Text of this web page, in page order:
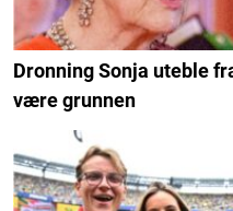
Dronning Sonja uteble
være grunnen